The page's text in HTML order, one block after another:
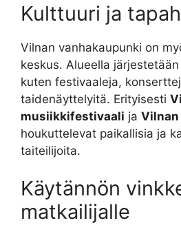
Kulttuuri ja
Vilnan vanhakaupunki on
keskus. Alueella
kuten festivaaleja,
taidenäyttelyitä. Erityisesti
musiikkifestivaali ja
houkuttelevat paikallisia ja
taiteilijoita.
Käytännön
matkailijalle